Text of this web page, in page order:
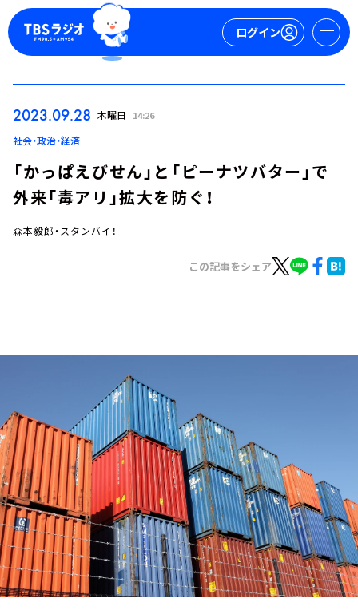
ログイン
イベント・グッズ
YouTube
会社情報
2023.09.28 木曜日 14:26
社会・政治・経済
「かっぱえびせん」と「ピーナツバター」で
外来「毒アリ」拡大を防ぐ！
森本毅郎・スタンバイ！
この記事をシェア